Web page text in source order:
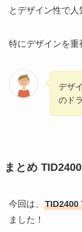
とデザイン性で人
特にデザインを重
デザ
のド
まとめ
今回は、 TID2400
ました！